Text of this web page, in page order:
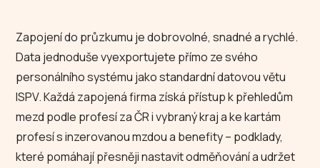
Zapojení do průzkumu je dobrovolné, snadné a rychlé.
Data jednoduše vyexportujete přímo ze svého
personálního systému jako standardní datovou větu
ISPV. Každá zapojená firma získá přístup k přehledům
mezd podle profesí za ČR i vybraný kraj a ke kartám
profesí s inzerovanou mzdou a benefity – podklady,
které pomáhají přesněji nastavit odměňování a udržet